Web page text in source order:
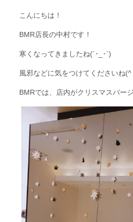
こんにちは！
BMR店長の中村です！
寒くなってきましたね(´･_･`)
風邪などに気をつけてくださいね(^
BMRでは、店内がクリスマスバー